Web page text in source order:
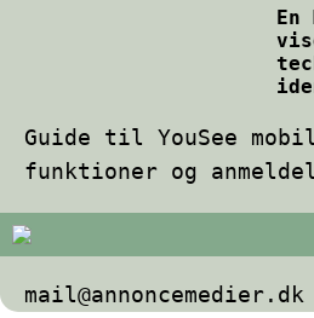
En
Guide til YouSee
funktioner og
mail@annoncemedier.dk